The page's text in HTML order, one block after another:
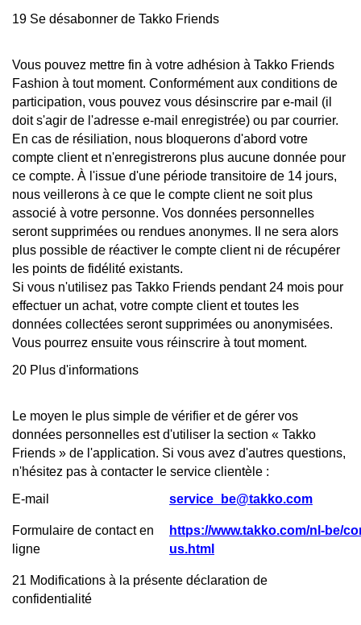
19 Se désabonner de Takko Friends
Vous pouvez mettre fin à votre adhésion à Takko Friends
Fashion à tout moment. Conformément aux conditions de
participation, vous pouvez vous désinscrire par e-mail (il
doit s'agir de l'adresse e-mail enregistrée) ou par courrier.
En cas de résiliation, nous bloquerons d'abord votre
compte client et n'enregistrerons plus aucune donnée pour
ce compte. À l'issue d'une période transitoire de 14 jours,
nous veillerons à ce que le compte client ne soit plus
associé à votre personne. Vos données personnelles
seront supprimées ou rendues anonymes. Il ne sera alors
plus possible de réactiver le compte client ni de récupérer
les points de fidélité existants.
Si vous n'utilisez pas Takko Friends pendant 24 mois pour
effectuer un achat, votre compte client et toutes les
données collectées seront supprimées ou anonymisées.
Vous pourrez ensuite vous réinscrire à tout moment.
20 Plus d'informations
Le moyen le plus simple de vérifier et de gérer vos
données personnelles est d'utiliser la section « Takko
Friends » de l'application. Si vous avez d'autres questions,
n'hésitez pas à contacter le service clientèle :
E-mail
service_be@takko.com
Formulaire de contact en
ligne
https://www.takko.com/nl-be/
us.html
21 Modifications à la présente déclaration de
confidentialité